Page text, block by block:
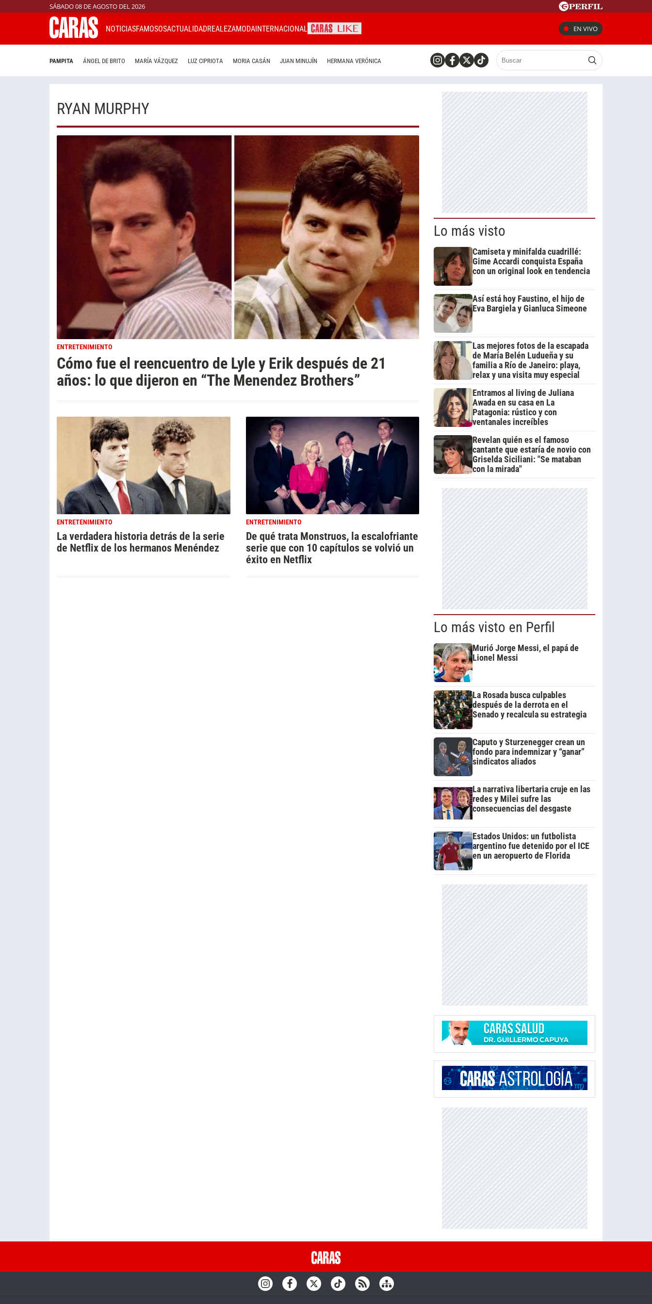
SÁBADO 08 DE AGOSTO DEL 2026
NOTICIASFAMOSOSACTUALIDADREALEZAMODAINTERNACIONAL EN VIVO
PAMPITA ÁNGEL DE BRITO MARÍA VÁZQUEZ LUZ CIPRIOTA MORIA CASÁN JUAN MINUJÍN HERMANA VERÓNICA
RYAN MURPHY
ENTRETENIMIENTO
Cómo fue el reencuentro de Lyle y Erik después de 21
años: lo que dijeron en “The Menendez Brothers”
ENTRETENIMIENTO
La verdadera historia detrás de la serie
de Netflix de los hermanos Menéndez
ENTRETENIMIENTO
De qué trata Monstruos, la escalofriante
serie que con 10 capítulos se volvió un
éxito en Netflix
Lo más visto
Camiseta y minifalda cuadrillé:
Gime Accardi conquista España
con un original look en tendencia
Así está hoy Faustino, el hijo de
Eva Bargiela y Gianluca Simeone
Las mejores fotos de la escapada
de María Belén Ludueña y su
familia a Río de Janeiro: playa,
relax y una visita muy especial
Entramos al living de Juliana
Awada en su casa en La
Patagonia: rústico y con
ventanales increíbles
Revelan quién es el famoso
cantante que estaría de novio con
Griselda Siciliani: "Se mataban
con la mirada"
Lo más visto en Perfil
Murió Jorge Messi, el papá de
Lionel Messi
La Rosada busca culpables
después de la derrota en el
Senado y recalcula su estrategia
Caputo y Sturzenegger crean un
fondo para indemnizar y “ganar”
sindicatos aliados
La narrativa libertaria cruje en las
redes y Milei sufre las
consecuencias del desgaste
Estados Unidos: un futbolista
argentino fue detenido por el ICE
en un aeropuerto de Florida